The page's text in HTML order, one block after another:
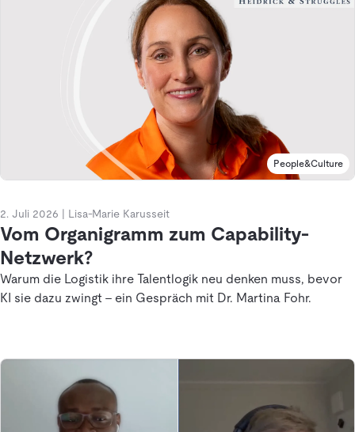
People&Culture
2. Juli 2026 Lisa-Marie Karusseit
Vom Organigramm zum Capability-
Netzwerk?
Warum die Logistik ihre Talentlogik neu denken muss, bevor
KI sie dazu zwingt - ein Gespräch mit Dr. Martina Fohr.